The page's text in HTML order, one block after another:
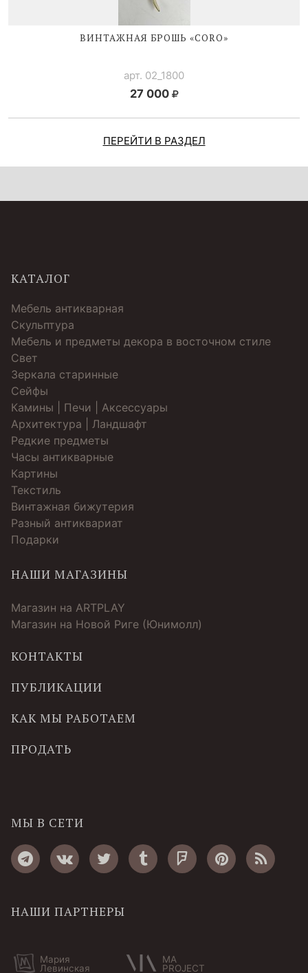
ВИНТАЖНАЯ БРОШЬ «CORO»
арт. 02_1800
27 000
ПЕРЕЙТИ В РАЗДЕЛ
КАТАЛОГ
Мебель антикварная
Скульптура
Мебель и предметы декора в восточном стиле
Свет
Зеркала старинные
Cейфы
Камины | Печи | Аксессуары
Архитектура | Ландшафт
Редкие предметы
Часы антикварные
Картины
Текстиль
Винтажная бижутерия
Разный антиквариат
Подарки
НАШИ МАГАЗИНЫ
Магазин на ARTPLAY
Магазин на Новой Риге (Юнимолл)
КОНТАКТЫ
ПУБЛИКАЦИИ
КАК МЫ РАБОТАЕМ
ПРОДАТЬ
МЫ В СЕТИ
НАШИ ПАРТНЕРЫ
Мария
Левинская
MA
PROJECT